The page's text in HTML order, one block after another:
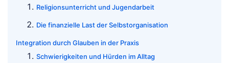
Religionsunterricht und Jugendarbeit
Die finanzielle Last der Selbstorganisation
Integration durch Glauben in der Praxis
Schwierigkeiten und Hürden im Alltag